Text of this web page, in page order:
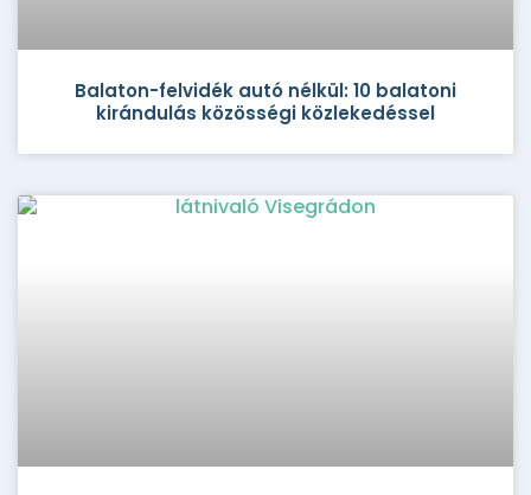
Balaton-felvidék autó nélkül: 10 balatoni
kirándulás közösségi közlekedéssel